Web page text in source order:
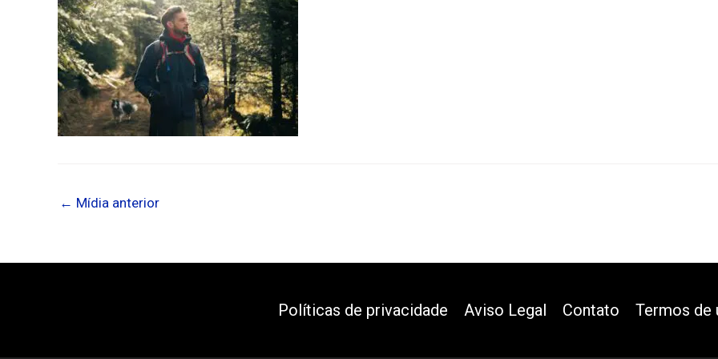
← Mídia anterior
Políticas de privacidade Aviso Legal Contato Termos de